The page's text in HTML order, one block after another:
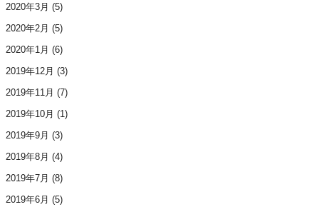
2020年3月 (5)
2020年2月 (5)
2020年1月 (6)
2019年12月 (3)
2019年11月 (7)
2019年10月 (1)
2019年9月 (3)
2019年8月 (4)
2019年7月 (8)
2019年6月 (5)